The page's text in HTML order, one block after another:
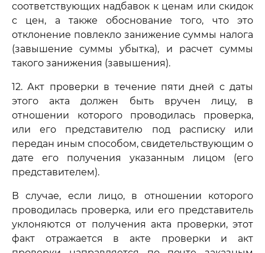
соответствующих надбавок к ценам или скидок
с цен, а также обоснование того, что это
отклонение повлекло занижение суммы налога
(завышение суммы убытка), и расчет суммы
такого занижения (завышения).
12. Акт проверки в течение пяти дней с даты
этого акта должен быть вручен лицу, в
отношении которого проводилась проверка,
или его представителю под расписку или
передан иным способом, свидетельствующим о
дате его получения указанным лицом (его
представителем).
В случае, если лицо, в отношении которого
проводилась проверка, или его представитель
уклоняются от получения акта проверки, этот
факт отражается в акте проверки и акт